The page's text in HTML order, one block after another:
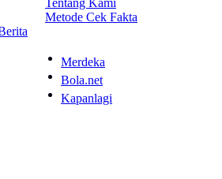
Metode Cek Fakta
Merdeka
Bola.net
Kapanlagi